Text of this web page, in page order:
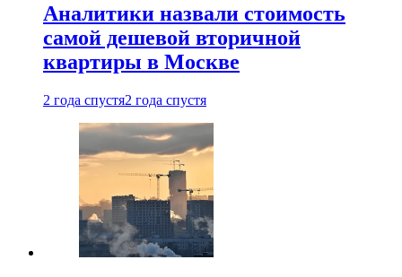
Аналитики назвали стоимость
самой дешевой вторичной
квартиры в Москве
2 года спустя2 года спустя